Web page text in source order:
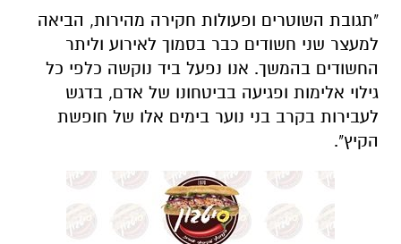
"תגובת השוטרים ופעולות חקירה מהירות, הביאה
למעצר שני חשודים כבר בסמוך לאירוע וליתר
החשודים בהמשך. אנו נפעל ביד נוקשה כלפי כל
גילוי אלימות ופגיעה בביטחונו של אדם, בדגש
לעבירות בקרב בני נוער בימים אלו של חופשת
הקיץ".